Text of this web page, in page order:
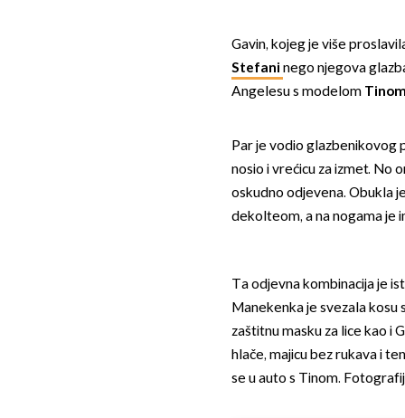
Gavin, kojeg je više
Stefani nego njegova
Angelesu s modelom
Par je vodio glazbenikovog
nosio i vrećicu za izmet. No
oskudno odjevena. Obukla
dekolteom, a na nogama je
Ta odjevna kombinacija je
Manekenka je svezala kosu
zaštitnu masku za lice kao i
hlače, majicu bez rukava i
se u auto s Tinom.